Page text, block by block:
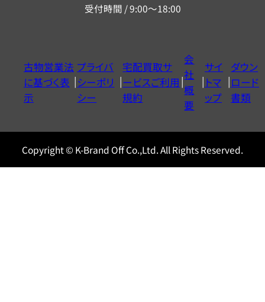
ー
ヤ
ル
0120604117
受付時間 / 9:00～18:00
古物営業法
に基づく表
示
プライバ
シーポリ
シー
宅配買取サ
ービスご利用
規約
会
社
概
要
サイ
トマ
ップ
ダウン
ロード
書類
Copyright © K-Brand Off Co.,Ltd. All Rights Reserved.